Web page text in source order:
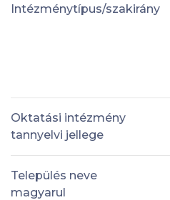
Intézménytípus/szakirány
Oktatási intézmény
tannyelvi jellege
Település neve
magyarul